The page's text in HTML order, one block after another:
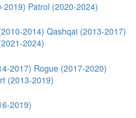
2019) Patrol (2020-2024)
2014) Qashqai (2013-2017)
2024)
2017) Rogue (2017-2020)
(2013-2019)
2019)